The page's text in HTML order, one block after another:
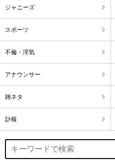
ジャニーズ
スポーツ
不倫・浮気
アナウンサー
雑ネタ
訃報